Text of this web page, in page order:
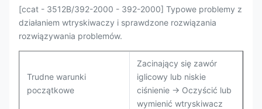
[ccat - 3512B/392-2000 - 392-2000] Typowe problemy z
działaniem wtryskiwaczy i sprawdzone rozwiązania
rozwiązywania problemów.
Trudne warunki
początkowe
Zacinający się zawór
iglicowy lub niskie
ciśnienie → Oczyścić lub
wymienić wtryskiwacz